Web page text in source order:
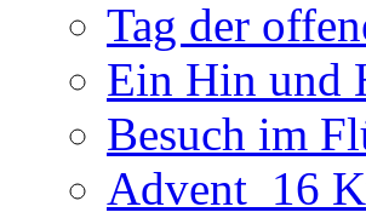
Tag der
Ein Hin und
Besuch im
Advent_16